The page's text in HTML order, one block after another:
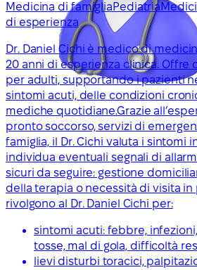
Medicina di famigliaPediatria
di esperienza
Dr. Daniel Cichi è medico di
20 anni di esperienza clinica. Offre
per adulti, supportando i pazienti
sintomi acuti, delle condizioni
mediche quotidiane.Grazie
pronto soccorso, servizi di
famiglia, il Dr. Cichi valuta i sintomi
individua eventuali segnali di
sicuri da seguire: gestione
della terapia o necessità di visita in
rivolgono al Dr. Daniel Cichi per:
sintomi acuti: febbre,
tosse, mal di gola, difficoltà
lievi disturbi toracici,